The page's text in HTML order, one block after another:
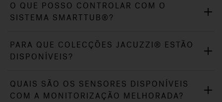
O QUE POSSO CONTROLAR COM O
SISTEMA SMARTTUB®?
PARA QUE COLECÇÕES JACUZZI® ESTÃO
DISPONÍVEIS?
QUAIS SÃO OS SENSORES DISPONÍVEIS
COM A MONITORIZAÇÃO MELHORADA?